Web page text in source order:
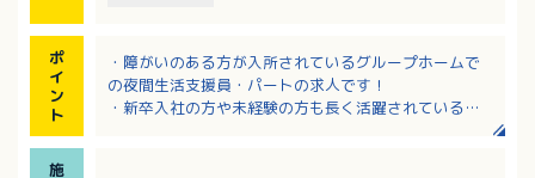
ポ
イ
ン
ト
・障がいのある方が入所されているグループホームで
の夜間生活支援員・パートの求人です！
・新卒入社の方や未経験の方も長く活躍されている法
施